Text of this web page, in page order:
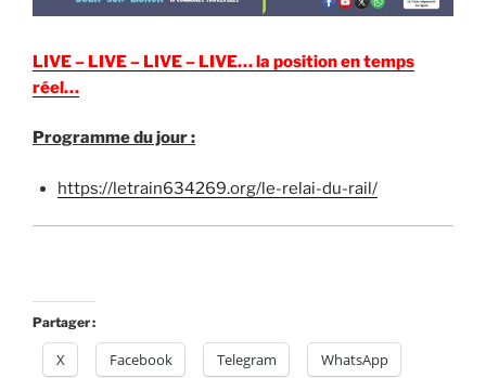
LIVE – LIVE – LIVE – LIVE… la position en temps
réel…
Programmedu jour :
https://letrain634269.org/le-relai-du-rail/
Partager :
X Facebook Telegram WhatsApp